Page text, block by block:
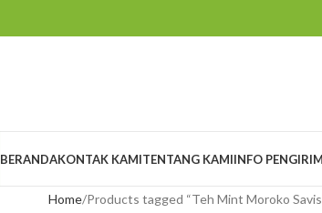
BERANDAKONTAK KAMITENTANG KAMIINFO
Home Products tagged “Teh Mint Moroko